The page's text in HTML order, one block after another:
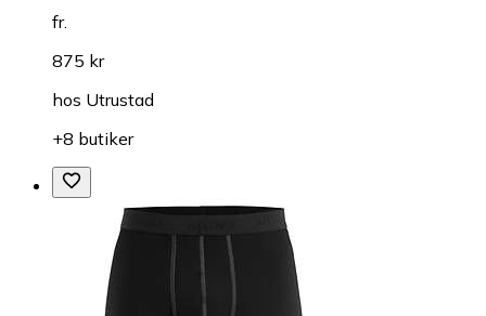
fr.
875 kr
hos Utrustad
+8 butiker